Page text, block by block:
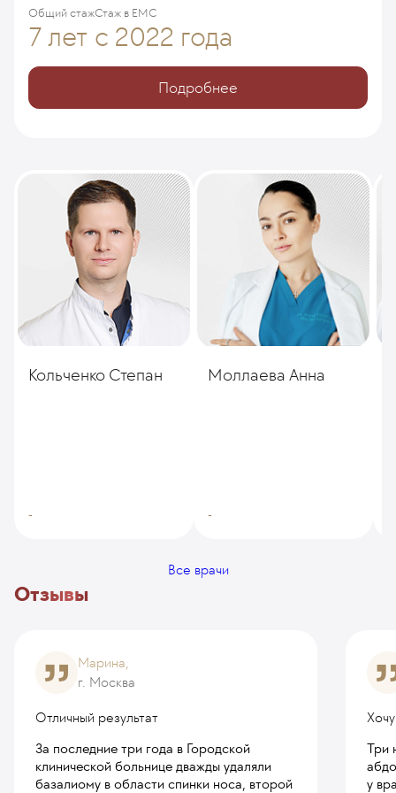
Кольченко Степан
-
Моллаева Анна
-
Все врачи
Общий стаж
7 лет
Стаж в ЕМС
с 2022 года
Подробнее
Отзывы
Марина,
г. Москва
Отличный результат
За последние три года в Городской
клинической больнице дважды удаляли
базалиому в области спинки носа, второй
Три
у